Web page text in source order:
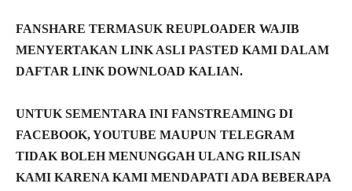
FANSHARE TERMASUK REUPLOADER WAJIB
MENYERTAKAN LINK ASLI PASTED KAMI DALAM
DAFTAR LINK DOWNLOAD KALIAN.
UNTUK SEMENTARA INI FANSTREAMING DI
FACEBOOK, YOUTUBE MAUPUN TELEGRAM
TIDAK BOLEH MENUNGGAH ULANG RILISAN
KAMI KARENA KAMI MENDAPATI ADA BEBERAPA